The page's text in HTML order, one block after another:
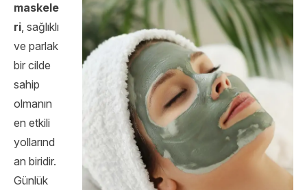
maskele
ri, sağlıklı
ve parlak
bir cilde
sahip
olmanın
en etkili
yollarınd
an biridir.
Günlük